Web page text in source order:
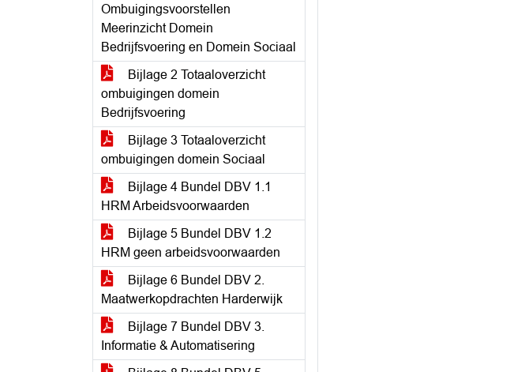
Ombuigingsvoorstellen
Meerinzicht Domein
Bedrijfsvoering en Domein Sociaal
Bijlage 2 Totaaloverzicht
ombuigingen domein
Bedrijfsvoering
Bijlage 3 Totaaloverzicht
ombuigingen domein Sociaal
Bijlage 4 Bundel DBV 1.1
HRM Arbeidsvoorwaarden
Bijlage 5 Bundel DBV 1.2
HRM geen arbeidsvoorwaarden
Bijlage 6 Bundel DBV 2.
Maatwerkopdrachten Harderwijk
Bijlage 7 Bundel DBV 3.
Informatie & Automatisering